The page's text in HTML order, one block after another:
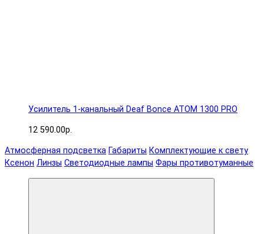
Усилитель 1-канальный Deaf Bonce ATOM 1300 PRO
12 590.00р.
Атмосферная подсветка Габариты Комплектующие к свету
Ксенон Линзы Светодиодные лампы Фары противотуманные